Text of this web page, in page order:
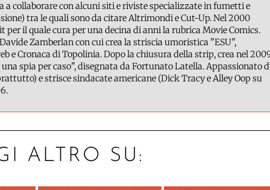
a collaborare con alcuni siti e riviste specializzate in fumetti e
tra le quali sono da citare Altrimondi e Cut-Up. Nel 2000
per il quale cura per una decina di anni la rubrica Movie Comics.
Zamberlan con cui crea la striscia umoristica "ESU",
e Cronaca di Topolinia. Dopo la chiusura della strip, crea nel
spia per caso", disegnata da Fortunato Latella. Appassionato
e strisce sindacate americane (Dick Tracy e Alley Oop su
ALTRO SU: